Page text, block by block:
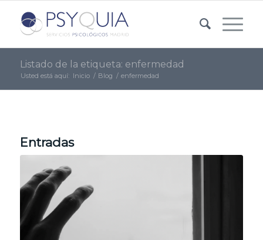
Listado de la etiqueta: enfermedad
Usted está aquí: Inicio / Blog / enfermedad
Entradas